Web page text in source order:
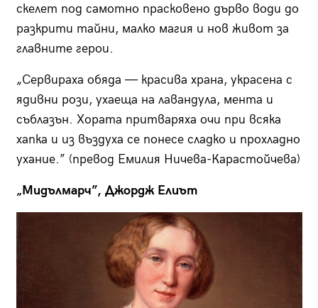
скелет под самотно прасковено дърво води до
разкрити тайни, малко магия и нов живот за
главните герои.
„Сервираха обяда — красива храна, украсена с
ядивни рози, ухаеща на лавандула, мента и
съблазън. Хората притваряха очи при всяка
хапка и из въздуха се понесе сладко и прохладно
ухание.” (превод Емилия Ничева-Карастойчева)
„Мидълмарч”, Джордж Елиът